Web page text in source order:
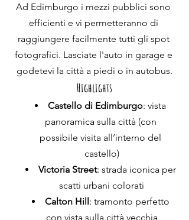
Ad Edimburgo i mezzi pubblici sono
efficienti e vi permetteranno di
raggiungere facilmente tutti gli spot
fotografici. Lasciate l'auto in garage e
godetevi la città a piedi o in autobus.
Highlights
Castello di Edimburgo: vista
panoramica sulla città (con
possibile visita all’interno del
castello)
Victoria Street: strada iconica per
scatti urbani colorati
Calton Hill: tramonto perfetto
con vista sulla città vecchia